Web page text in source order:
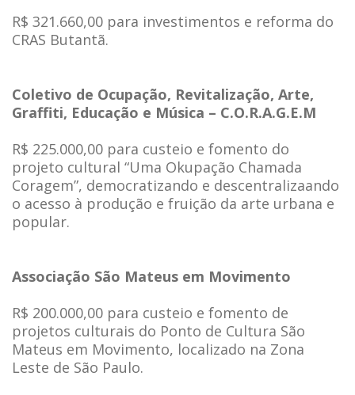
R$ 321.660,00 para investimentos e reforma do
CRAS Butantã.
Coletivo de Ocupação, Revitalização, Arte,
Graffiti, Educação e Música – C.O.R.A.G.E.M
R$ 225.000,00 para custeio e fomento do
projeto cultural “Uma Okupação Chamada
Coragem”, democratizando e descentralizaando
o acesso à produção e fruição da arte urbana e
popular.
Associação São Mateus em Movimento
R$ 200.000,00 para custeio e fomento de
projetos culturais do Ponto de Cultura São
Mateus em Movimento, localizado na Zona
Leste de São Paulo.